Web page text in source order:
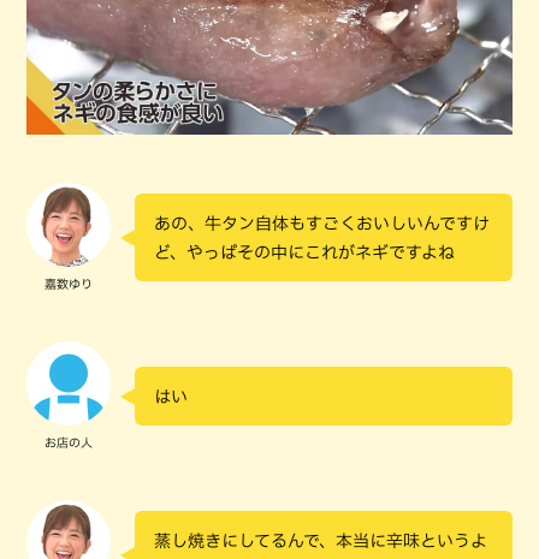
嘉数ゆり
あの、牛タン自体もすごくおいしいんですけ
ど、やっぱその中にこれがネギですよね
お店の人
はい
蒸し焼きにしてるんで、本当に辛味というよ